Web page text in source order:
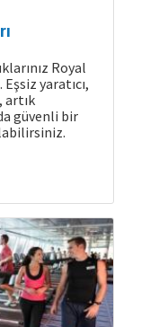
Yaşam
Royal
yaratıcı,
artık
güvenli bir